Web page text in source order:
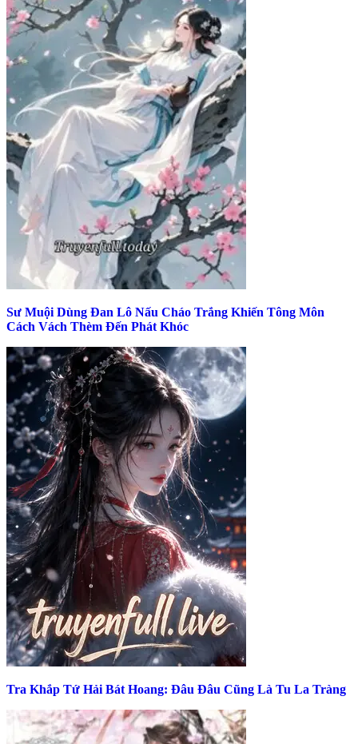
Sư Muội Dùng Đan Lô Nấu Cháo Trắng Khiến Tông Môn
Cách Vách Thèm Đến Phát Khóc
Tra Khắp Tứ Hải Bát Hoang: Đâu Đâu Cũng Là Tu La Tràng